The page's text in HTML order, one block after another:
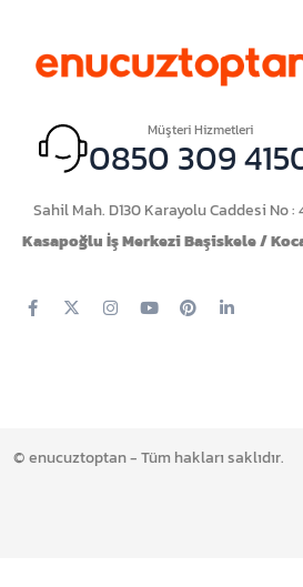
Müşteri Hizmetleri
0850 309
Sahil Mah. D130 Karayolu Caddesi No :
Kasapoğlu İş Merkezi Başiskele /
© enucuztoptan - Tüm hakları saklıdır.